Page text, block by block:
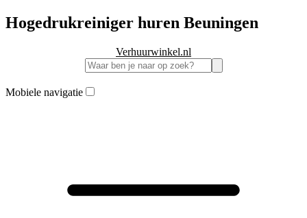
Hogedrukreiniger huren Beuningen
Verhuurwinkel.nl
Mobiele navigatie